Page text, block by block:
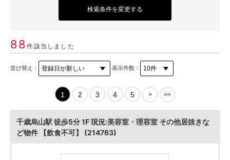
検索条件を変更する
88件該当しました
並び替え： 表示件数：
1 2 3 4 5 > >>
千歳烏山駅 徒歩5分 1F 現況:美容室・理容室 その他居抜きな
ど物件 【飲食不可】 (214763)